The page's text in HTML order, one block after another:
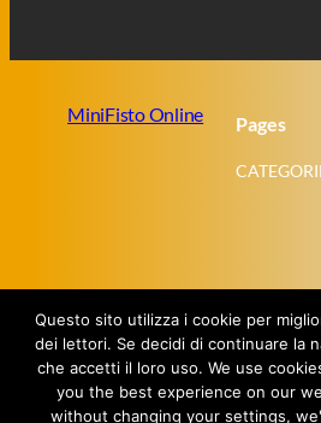
MiniFisto Online Pages
Questo sito utilizza i cookie per
dei lettori. Se decidi di continuare la
che accetti il loro uso. We use
you the best experience on our
without changing your settings,